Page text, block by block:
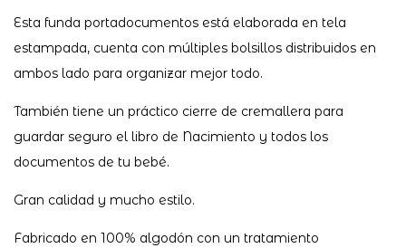
Esta funda portadocumentos está elaborada en tela
estampada, cuenta con múltiples bolsillos distribuidos en
ambos lado para organizar mejor todo.
También tiene un práctico cierre de cremallera para
guardar seguro el libro de Nacimiento y todos los
documentos de tu bebé.
Gran calidad y mucho estilo.
Fabricado en 100% algodón con un tratamiento